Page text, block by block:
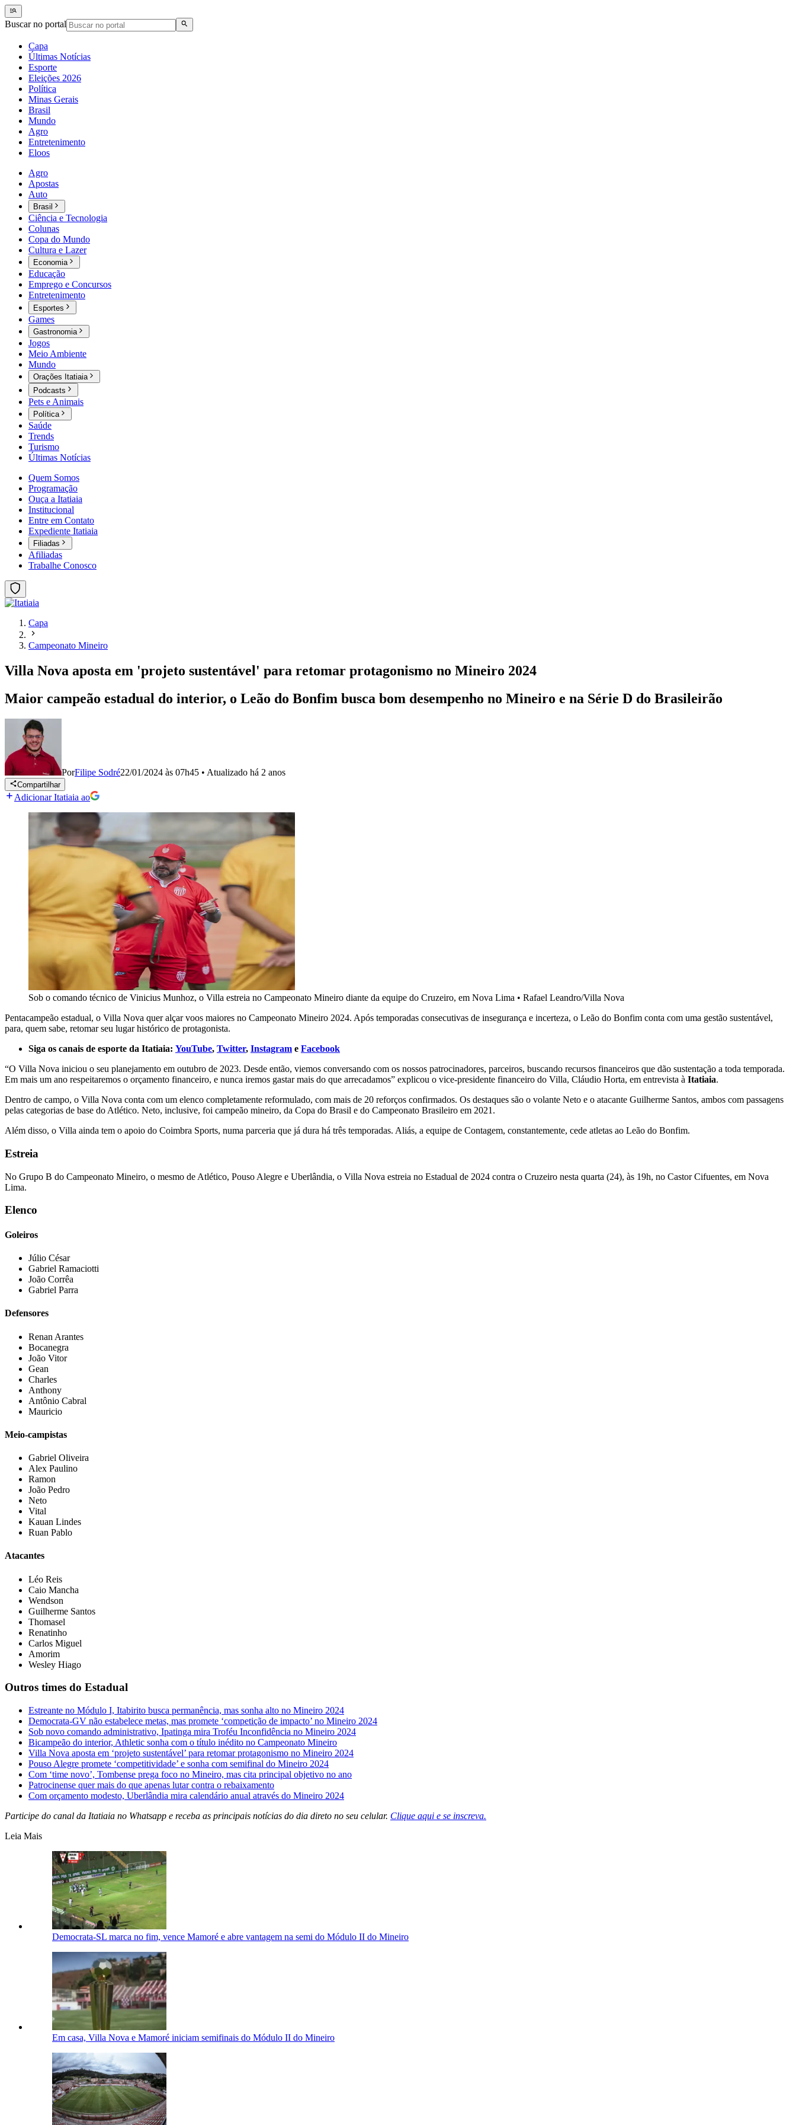
Buscar no portal
Capa
Últimas Notícias
Esporte
Eleições 2026
Política
Minas Gerais
Brasil
Mundo
Agro
Entretenimento
Eloos
Agro
Apostas
Auto
Brasil
Ciência e Tecnologia
Colunas
Copa do Mundo
Cultura e Lazer
Economia
Educação
Emprego e Concursos
Entretenimento
Esportes
Games
Gastronomia
Jogos
Meio Ambiente
Mundo
Orações Itatiaia
Podcasts
Pets e Animais
Política
Saúde
Trends
Turismo
Últimas Notícias
Quem Somos
Programação
Ouça a Itatiaia
Institucional
Entre em Contato
Expediente Itatiaia
Filiadas
Afiliadas
Trabalhe Conosco
Capa
Campeonato Mineiro
Villa Nova aposta em 'projeto sustentável' para retomar protagonismo no Mineiro 2024
Maior campeão estadual do interior, o Leão do Bonfim busca bom desempenho no Mineiro e na Série D do Brasileirão
PorFilipe Sodré22/01/2024 às 07h45 • Atualizado há 2 anos
Compartilhar
Adicionar Itatiaia ao
Sob o comando técnico de Vinicius Munhoz, o Villa estreia no Campeonato Mineiro diante da equipe do Cruzeiro, em Nova Lima • Rafael Leandro/Villa Nova
Pentacampeão estadual, o Villa Nova quer alçar voos maiores no Campeonato Mineiro 2024. Após temporadas consecutivas de insegurança e incerteza, o Leão do Bonfim conta com uma gestão sustentável,
para, quem sabe, retomar seu lugar histórico de protagonista.
Siga os canais de esporte da Itatiaia: YouTube, Twitter, Instagram e Facebook
“O Villa Nova iniciou o seu planejamento em outubro de 2023. Desde então, viemos conversando com os nossos patrocinadores, parceiros, buscando recursos financeiros que dão sustentação a toda temporada.
Em mais um ano respeitaremos o orçamento financeiro, e nunca iremos gastar mais do que arrecadamos” explicou o vice-presidente financeiro do Villa, Cláudio Horta, em entrevista à Itatiaia.
Dentro de campo, o Villa Nova conta com um elenco completamente reformulado, com mais de 20 reforços confirmados. Os destaques são o volante Neto e o atacante Guilherme Santos, ambos com passagens
pelas categorias de base do Atlético. Neto, inclusive, foi campeão mineiro, da Copa do Brasil e do Campeonato Brasileiro em 2021.
Além disso, o Villa ainda tem o apoio do Coimbra Sports, numa parceria que já dura há três temporadas. Aliás, a equipe de Contagem, constantemente, cede atletas ao Leão do Bonfim.
Estreia
No Grupo B do Campeonato Mineiro, o mesmo de Atlético, Pouso Alegre e Uberlândia, o Villa Nova estreia no Estadual de 2024 contra o Cruzeiro nesta quarta (24), às 19h, no Castor Cifuentes, em Nova
Lima.
Elenco
Goleiros
Júlio César
⁠Gabriel Ramaciotti
⁠João Corrêa
Gabriel Parra
Defensores
Renan Arantes
⁠Bocanegra
⁠João Vitor
⁠Gean
⁠Charles
⁠Anthony
⁠Antônio Cabral
⁠Mauricio
Meio-campistas
Gabriel Oliveira
⁠Alex Paulino
⁠Ramon
⁠João Pedro
⁠Neto
⁠Vital
⁠Kauan Lindes
⁠Ruan Pablo
Atacantes
Léo Reis
⁠Caio Mancha
⁠Wendson
⁠Guilherme Santos
⁠Thomasel
⁠Renatinho
⁠Carlos Miguel
⁠Amorim
Wesley Hiago
Outros times do Estadual
Estreante no Módulo I, Itabirito busca permanência, mas sonha alto no Mineiro 2024
Democrata-GV não estabelece metas, mas promete ‘competição de impacto’ no Mineiro 2024
Sob novo comando administrativo, Ipatinga mira Troféu Inconfidência no Mineiro 2024
Bicampeão do interior, Athletic sonha com o título inédito no Campeonato Mineiro
Villa Nova aposta em ‘projeto sustentável’ para retomar protagonismo no Mineiro 2024
Pouso Alegre promete ‘competitividade’ e sonha com semifinal do Mineiro 2024
Com ‘time novo’, Tombense prega foco no Mineiro, mas cita principal objetivo no ano
Patrocinense quer mais do que apenas lutar contra o rebaixamento
Com orçamento modesto, Uberlândia mira calendário anual através do Mineiro 2024
Participe do canal da Itatiaia no Whatsapp e receba as principais notícias do dia direto no seu celular. Clique aqui e se inscreva.
Leia Mais
Democrata-SL marca no fim, vence Mamoré e abre vantagem na semi do Módulo II do Mineiro
Em casa, Villa Nova e Mamoré iniciam semifinais do Módulo II do Mineiro